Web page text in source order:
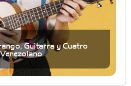
Guitarra y Cuatro
Venezolano